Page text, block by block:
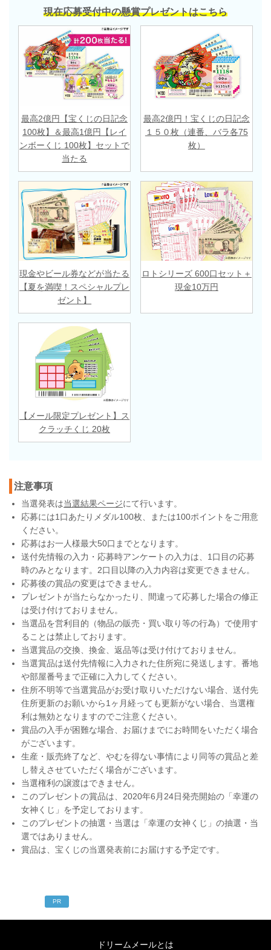
現在応募受付中の懸賞プレゼントはこちら
最高2億円【宝くじの日記念
100枚】＆最高1億円【レイ
ンボーくじ 100枚】セットで
当たる
最高2億円！宝くじの日記念
１５０枚（連番、バラ各75
枚）
現金やビール券などが当たる
【夏を満喫！スペシャルプレ
ゼント】
ロトシリーズ 600口セット＋
現金10万円
【メール限定プレゼント】ス
クラッチくじ 20枚
注意事項
当選発表は当選結果ページにて行います。
応募には1口あたりメダル100枚、または100ポイントをご用意
ください。
応募はお一人様最大50口までとなります。
送付先情報の入力・応募時アンケートの入力は、1口目の応募
時のみとなります。2口目以降の入力内容は変更できません。
応募後の賞品の変更はできません。
プレゼントが当たらなかったり、間違って応募した場合の修正
は受け付けておりません。
当選品を営利目的（物品の販売・買い取り等の行為）で使用す
ることは禁止しております。
当選賞品の交換、換金、返品等は受け付けておりません。
当選賞品は送付先情報に入力された住所宛に発送します。番地
や部屋番号まで正確に入力してください。
住所不明等で当選賞品がお受け取りいただけない場合、送付先
住所更新のお願いから1ヶ月経っても更新がない場合、当選権
利は無効となりますのでご注意ください。
賞品の入手が困難な場合、お届けまでにお時間をいただく場合
がございます。
生産・販売終了など、やむを得ない事情により同等の賞品と差
し替えさせていただく場合がございます。
当選権利の譲渡はできません。
このプレゼントの賞品は、2020年6月24日発売開始の「幸運の
女神くじ」を予定しております。
このプレゼントの抽選・当選は「幸運の女神くじ」の抽選・当
選ではありません。
賞品は、宝くじの当選発表前にお届けする予定です。
PR
ドリームメールとは